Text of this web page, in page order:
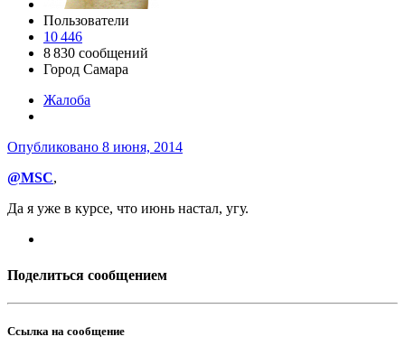
Пользователи
10 446
8 830 сообщений
Город Самара
Жалоба
Опубликовано 8 июня, 2014
@MSC,
Да я уже в курсе, что июнь настал, угу.
Поделиться сообщением
Ссылка на сообщение